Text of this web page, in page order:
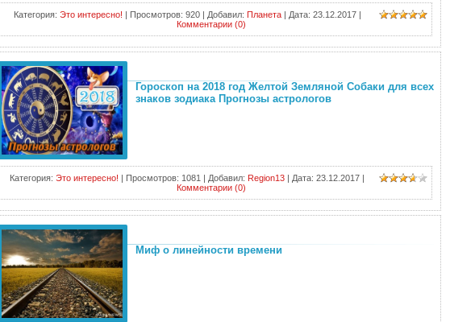
Категория: Это интересно! | Просмотров: 920 | Добавил: Планета| Дата: 23.12.2017 |
Комментарии (0)
Гороскоп на 2018 год Желтой Земляной Собаки для всех
знаков зодиака Прогнозы астрологов
Категория: Это интересно! | Просмотров: 1081 | Добавил: Region13 | Дата: 23.12.2017 |
Комментарии (0)
Миф о линейности времени